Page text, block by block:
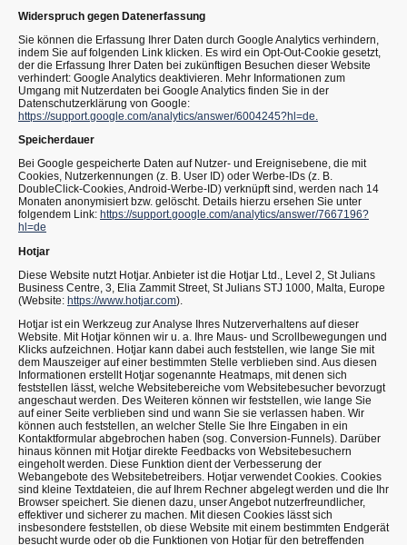
Widerspruch gegen Datenerfassung
Sie können die Erfassung Ihrer Daten durch Google Analytics verhindern,
indem Sie auf folgenden Link klicken. Es wird ein Opt-Out-Cookie gesetzt,
der die Erfassung Ihrer Daten bei zukünftigen Besuchen dieser Website
verhindert: Google Analytics deaktivieren. Mehr Informationen zum
Umgang mit Nutzerdaten bei Google Analytics finden Sie in der
Datenschutzerklärung von Google:
https://support.google.com/analytics/answer/6004245?hl=de.
Speicherdauer
Bei Google gespeicherte Daten auf Nutzer- und Ereignisebene, die mit
Cookies, Nutzerkennungen (z. B. User ID) oder Werbe-IDs (z. B.
DoubleClick-Cookies, Android-Werbe-ID) verknüpft sind, werden nach 14
Monaten anonymisiert bzw. gelöscht. Details hierzu ersehen Sie unter
folgendem Link: https://support.google.com/analytics/answer/7667196?
hl=de
Hotjar
Diese Website nutzt Hotjar. Anbieter ist die Hotjar Ltd., Level 2, St Julians
Business Centre, 3, Elia Zammit Street, St Julians STJ 1000, Malta, Europe
(Website: https://www.hotjar.com).
Hotjar ist ein Werkzeug zur Analyse Ihres Nutzerverhaltens auf dieser
Website. Mit Hotjar können wir u. a. Ihre Maus- und Scrollbewegungen und
Klicks aufzeichnen. Hotjar kann dabei auch feststellen, wie lange Sie mit
dem Mauszeiger auf einer bestimmten Stelle verblieben sind. Aus diesen
Informationen erstellt Hotjar sogenannte Heatmaps, mit denen sich
feststellen lässt, welche Websitebereiche vom Websitebesucher bevorzugt
angeschaut werden. Des Weiteren können wir feststellen, wie lange Sie
auf einer Seite verblieben sind und wann Sie sie verlassen haben. Wir
können auch feststellen, an welcher Stelle Sie Ihre Eingaben in ein
Kontaktformular abgebrochen haben (sog. Conversion-Funnels). Darüber
hinaus können mit Hotjar direkte Feedbacks von Websitebesuchern
eingeholt werden. Diese Funktion dient der Verbesserung der
Webangebote des Websitebetreibers. Hotjar verwendet Cookies. Cookies
sind kleine Textdateien, die auf Ihrem Rechner abgelegt werden und die Ihr
Browser speichert. Sie dienen dazu, unser Angebot nutzerfreundlicher,
effektiver und sicherer zu machen. Mit diesen Cookies lässt sich
insbesondere feststellen, ob diese Website mit einem bestimmten Endgerät
besucht wurde oder ob die Funktionen von Hotjar für den betreffenden